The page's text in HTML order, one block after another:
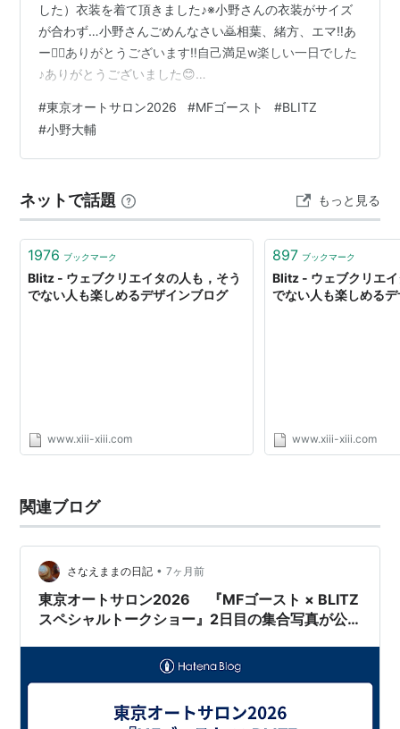
した）衣装を着て頂きました♪※小野さんの衣装がサイズ
が合わず…小野さんごめんなさい🙇相葉、緒方、エマ‼️あ
ー😮‍💨ありがとうございます‼️自己満足w楽しい一日でした
♪ありがとうございました😊
(@Sunma47) 2026年1月11日 本日は#BLITZ さんによる
東京オートサロン2026『#MFゴースト』トークショーに
ご来場下さいました皆様有難うございました♪あまりにも
し訳ありませんでした…皆さんが無事にご帰…
#東京オートサロン2026 #MFゴースト #BLITZ
#小野大輔
ネットで話題 もっと見る
1976 ブックマーク
Blitz - ウェブクリエイタの人も，そう
でない人も楽しめるデザインブログ
www.xiii-xiii.com
897 ブックマーク
Blitz - ウェブクリエ
でない人も楽しめる
www.xiii-xiii.com
関連ブログ
さなえままの日記 • 7ヶ月前
東京オートサロン2026 『MFゴースト × BLITZ
スペシャルトークショー』2日目の集合写真が公